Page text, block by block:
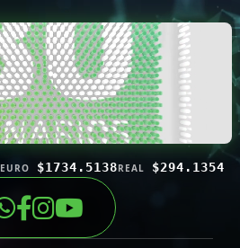
EURO $1734.5138REAL $294.1354